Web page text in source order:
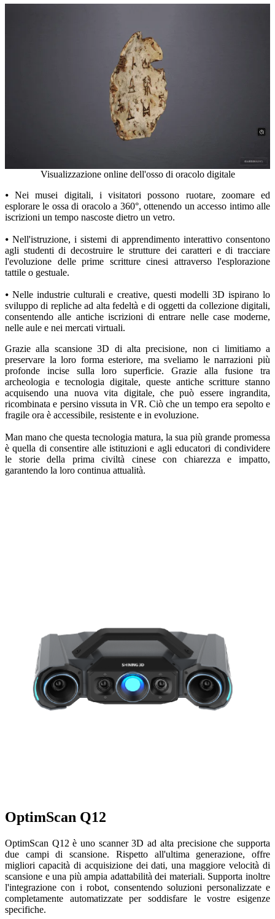
Visualizzazione online dell'osso di oracolo digitale
⦁ Nei musei digitali, i visitatori possono ruotare, zoomare ed
esplorare le ossa di oracolo a 360°, ottenendo un accesso intimo alle
iscrizioni un tempo nascoste dietro un vetro.
⦁ Nell'istruzione, i sistemi di apprendimento interattivo consentono
agli studenti di decostruire le strutture dei caratteri e di tracciare
l'evoluzione delle prime scritture cinesi attraverso l'esplorazione
tattile o gestuale.
⦁ Nelle industrie culturali e creative, questi modelli 3D ispirano lo
sviluppo di repliche ad alta fedeltà e di oggetti da collezione digitali,
consentendo alle antiche iscrizioni di entrare nelle case moderne,
nelle aule e nei mercati virtuali.
Grazie alla scansione 3D di alta precisione, non ci limitiamo a
preservare la loro forma esteriore, ma sveliamo le narrazioni più
profonde incise sulla loro superficie. Grazie alla fusione tra
archeologia e tecnologia digitale, queste antiche scritture stanno
acquisendo una nuova vita digitale, che può essere ingrandita,
ricombinata e persino vissuta in VR. Ciò che un tempo era sepolto e
fragile ora è accessibile, resistente e in evoluzione.
Man mano che questa tecnologia matura, la sua più grande promessa
è quella di consentire alle istituzioni e agli educatori di condividere
le storie della prima civiltà cinese con chiarezza e impatto,
garantendo la loro continua attualità.
OptimScan Q12
OptimScan Q12 è uno scanner 3D ad alta precisione che supporta
due campi di scansione. Rispetto all'ultima generazione, offre
migliori capacità di acquisizione dei dati, una maggiore velocità di
scansione e una più ampia adattabilità dei materiali. Supporta inoltre
l'integrazione con i robot, consentendo soluzioni personalizzate e
completamente automatizzate per soddisfare le vostre esigenze
specifiche.